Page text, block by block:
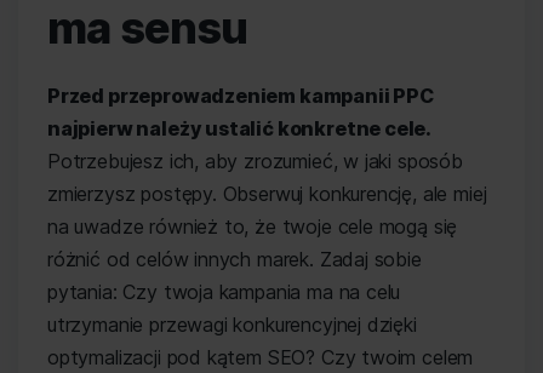
ma sensu
Przed przeprowadzeniem kampanii PPC
najpierw należy ustalić konkretne cele.
Potrzebujesz ich, aby zrozumieć, w jaki sposób
zmierzysz postępy. Obserwuj konkurencję, ale miej
na uwadze również to, że twoje cele mogą się
różnić od celów innych marek. Zadaj sobie
pytania: Czy twoja kampania ma na celu
utrzymanie przewagi konkurencyjnej dzięki
optymalizacji pod kątem SEO? Czy twoim celem